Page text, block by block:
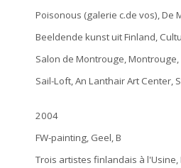
Poisonous (galerie c.de vos), De
Beeldende kunst uit Finland,
Salon de Montrouge, Montrouge,
Sail-Loft, An Lanthair Art Center,
2004
FW-painting, Geel, B
Trois artistes finlandais à l'Usine,